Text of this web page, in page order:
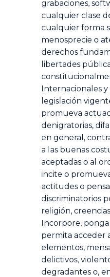
grabaciones,
cualquier clase
cualquier forma
menosprecie o
derechos
libertades
Internacionales
legislación
promueva
denigratorias,
en general,
a las buenas
aceptadas o al
incite o
actitudes o
discriminatorios
religión,
Incorpore, ponga
permita acceder
elementos,
delictivos,
degradantes o,